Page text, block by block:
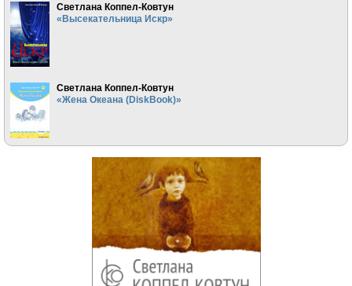
Светлана Коппел-Ковтун
«Высекательница Искр»
Светлана Коппел-Ковтун
«Жена Океана (DiskBook)»